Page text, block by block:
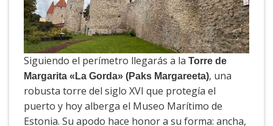
Siguiendo el perímetro llegarás a la Torre de
Margarita «La Gorda» (Paks Margareeta), una
robusta torre del siglo XVI que protegía el
puerto y hoy alberga el Museo Marítimo de
Estonia. Su apodo hace honor a su forma: ancha,